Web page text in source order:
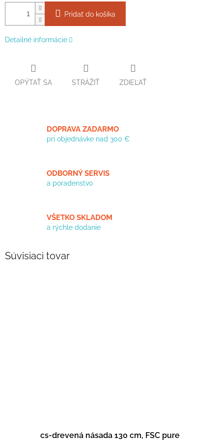
Pridať do košíka
Detailné informácie
OPÝTAŤ SA STRÁŽIŤ ZDIEĽAŤ
DOPRAVA ZADARMO
pri objednávke nad 300 €
ODBORNÝ SERVIS
a poradenstvo
VŠETKO SKLADOM
a rýchle dodanie
Súvisiaci tovar
cs-drevená násada 130 cm, FSC pure